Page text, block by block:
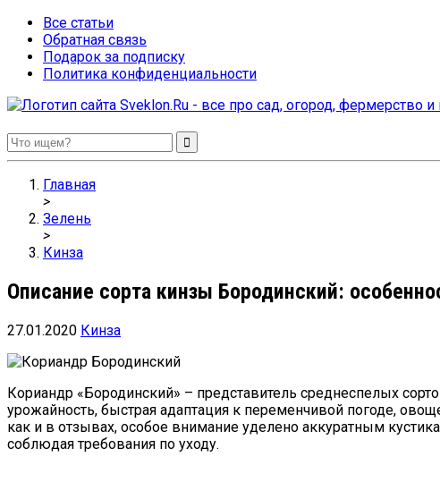
Все статьи
Обратная связь
Подарок за подписку
Политика конфиденциальности
Sveklon.Ru – все про сад, огород, фермерство и птицеводство
Главная
>
Зелень
>
Кинза
Описание сорта кинзы Бородинский:
27.01.2020 Кинза
Кориандр «Бородинский» – представитель среднеспелых
урожайность, быстрая адаптация к переменчивой погоде,
как и в отзывах, особое внимание уделено аккуратным
соблюдая требования по уходу.